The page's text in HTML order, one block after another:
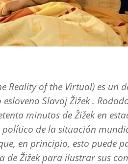
Reality of the Virtual) es un
Slavoj Žižek .
minutos de Žižek en
de la situación
en principio, esto puede
Žižek para ilustrar sus